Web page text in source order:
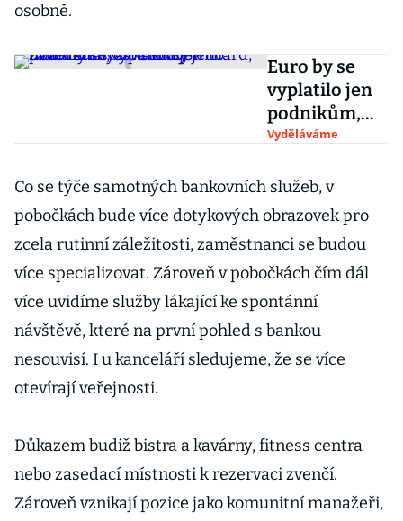
osobně.
Euro by se
vyplatilo jen
podnikům,
ostatní by
stálo stovky
miliard, uvádí
ČMKOS
Vyděláváme
Co se týče samotných bankovních služeb, v
pobočkách bude více dotykových obrazovek pro
zcela rutinní záležitosti, zaměstnanci se budou
více specializovat. Zároveň v pobočkách čím dál
více uvidíme služby lákající ke spontánní
návštěvě, které na první pohled s bankou
nesouvisí. I u kanceláří sledujeme, že se více
otevírají veřejnosti.
Důkazem budiž bistra a kavárny, fitness centra
nebo zasedací místnosti k rezervaci zvenčí.
Zároveň vznikají pozice jako komunitní manažeři,